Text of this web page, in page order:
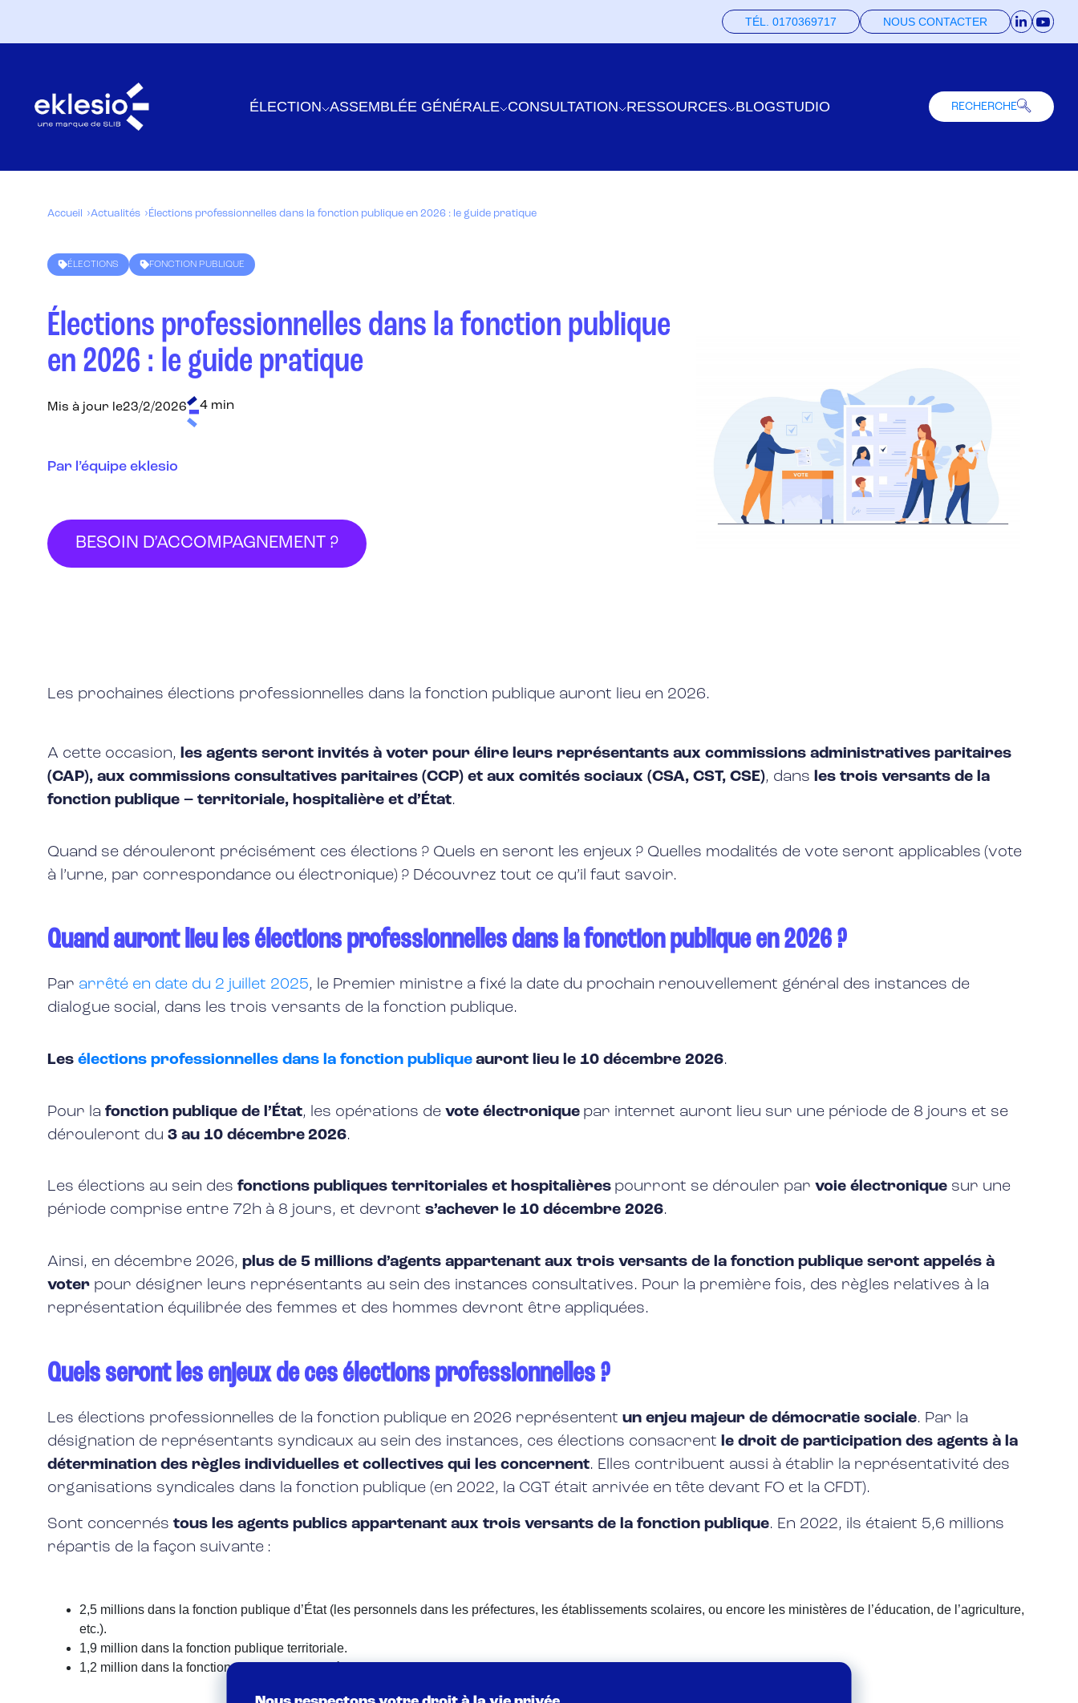
TÉL. 0170369717 NOUS CONTACTER
ÉLECTION ASSEMBLÉE GÉNÉRALE CONSULTATION RESSOURCES BLOGSTUDIO RECHERCHE
Accueil Actualités Élections professionnelles dans la fonction publique en 2026 : le guide pratique
ÉLECTIONS FONCTION PUBLIQUE
Élections professionnelles dans la fonction publique
en 2026 : le guide pratique
Mis à jour le23/2/2026 4 min
Par l’équipe eklesio
BESOIN D’ACCOMPAGNEMENT ?
Les prochaines élections professionnelles dans la fonction publique auront lieu en 2026.
A cette occasion,les agents seront invités à voter pour élire leurs représentants aux commissions administratives paritaires
(CAP), aux commissions consultatives paritaires (CCP) et aux comités sociaux (CSA, CST, CSE), dansles trois versants de la
fonction publique – territoriale, hospitalière et d’État.
Quand se dérouleront précisément ces élections ? Quels en seront les enjeux ? Quelles modalités de vote seront applicables (vote
à l’urne, par correspondance ou électronique) ? Découvrez tout ce qu’il faut savoir.
Quand auront lieu les élections professionnelles dans la fonction publique en 2026 ?
Par arrêté en date du 2 juillet 2025, le Premier ministre a fixé la date du prochain renouvellement général des instances de
dialogue social, dans les trois versants de la fonction publique.
Lesélections professionnelles dans la fonction publique auront lieu le 10 décembre 2026.
Pour lafonction publique de l’État, les opérations devote électronique par internet auront lieu sur une période de 8 jours et se
dérouleront du3 au 10 décembre 2026.
Les élections au sein desfonctions publiques territoriales et hospitalières pourront se dérouler parvoie électronique sur une
période comprise entre 72h à 8 jours, et devronts’achever le 10 décembre 2026.
Ainsi, en décembre 2026,plus de 5 millions d’agents appartenant aux trois versants de la fonction publique seront appelés à
voter pour désigner leurs représentants au sein des instances consultatives. Pour la première fois, des règles relatives à la
représentation équilibrée des femmes et des hommes devront être appliquées.
Quels seront les enjeux de ces élections professionnelles ?
Les élections professionnelles de la fonction publique en 2026 représententun enjeu majeur de démocratie sociale. Par la
désignation de représentants syndicaux au sein des instances, ces élections consacrent le droit de participation des agents à la
détermination des règles individuelles et collectives qui les concernent. Elles contribuent aussi à établir la représentativité des
organisations syndicales dans la fonction publique (en 2022, la CGT était arrivée en tête devant FO et la CFDT).
Sont concernéstous les agents publics appartenant aux trois versants de la fonction publique. En 2022, ils étaient 5,6 millions
répartis de la façon suivante :
2,5 millions dans la fonction publique d’État (les personnels dans les préfectures, les établissements scolaires, ou encore les ministères de l’éducation, de l’agriculture,
etc.).
1,9 million dans la fonction publique territoriale.
1,2 million dans la fonction publique hospitalière.